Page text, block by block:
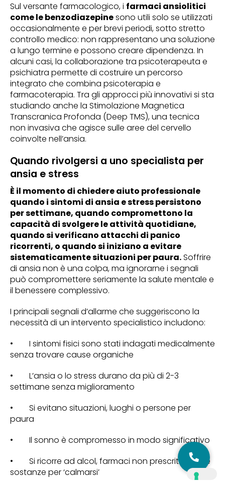
Sul versante farmacologico, i farmaci ansiolitici
come le benzodiazepinesono utili solo se utilizzati
occasionalmente e per brevi periodi, sotto stretto
controllo medico: non rappresentano una soluzione
a lungo termine e possono creare dipendenza. In
alcuni casi, la collaborazione tra psicoterapeuta e
psichiatra permette di costruire un percorso
integrato che combina psicoterapia e
farmacoterapia. Tra gli approcci più innovativi si sta
studiando anche la Stimolazione Magnetica
Transcranica Profonda (Deep TMS), una tecnica
non invasiva che agisce sulle aree del cervello
coinvolte nell’ansia.
Quando rivolgersi a uno specialista per
ansia e stress
È il momento di chiedere aiuto professionale
quando i sintomi di ansia e stress persistono
per settimane, quando compromettono la
capacità di svolgere le attività quotidiane,
quando si verificano attacchi di panico
ricorrenti, o quando si iniziano a evitare
sistematicamente situazioni per paura.Soffrire
di ansia non è una colpa, ma ignorarne i segnali
può compromettere seriamente la salute mentale e
il benessere complessivo.
I principali segnali d’allarme che suggeriscono la
necessità di un intervento specialistico includono:
• I sintomi fisici sono stati indagati medicalmente
senza trovare cause organiche
• L’ansia o lo stress durano da più di 2-3
settimane senza miglioramento
• Si evitano situazioni, luoghi o persone per
paura
• Il sonno è compromesso in modo significativo
• Si ricorre ad alcol, farmaci non prescritti o altre
sostanze per ‘calmarsi’